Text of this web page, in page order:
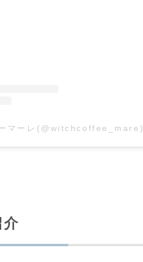
マーレ(@witchcoffee_mare)